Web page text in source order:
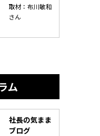
取材：布川敏和
さん
ム
社長の気まま
ブログ